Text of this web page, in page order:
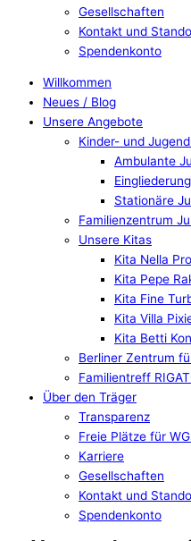
Gesellschaften
Kontakt und
Spendenkonto
Willkommen
Neues / Blog
Unsere Angebote
Kinder- und
Ambulante
Stationäre
Familienzentrum
Unsere Kitas
Kita Nella
Kita Pepe
Kita Fine
Kita Villa
Kita Betti
Berliner Zentrum
Familientreff
Über den Träger
Transparenz
Freie Plätze für
Karriere
Gesellschaften
Kontakt und
Spendenkonto